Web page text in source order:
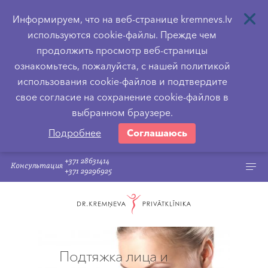
Информируем, что на веб-странице kremnevs.lv
используются cookie-файлы. Прежде чем
продолжить просмотр веб-страницы
ознакомьтесь, пожалуйста, с нашей политикой
использования cookie-файлов и подтвердите
свое согласие на сохранение cookie-файлов в
выбранном браузере.
Подробнее
Соглашаюсь
Консультация
+371 28631414
+371 29296925
Подтяжка лица и